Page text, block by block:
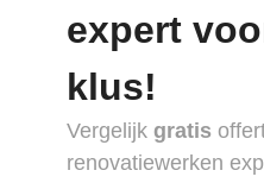
expert
klus!
Vergelijk gratis
renovatiewerken